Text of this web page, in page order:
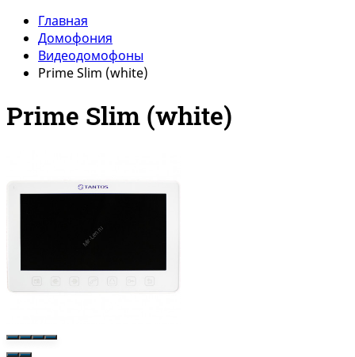
Главная
Домофония
Видеодомофоны
Prime Slim (white)
Prime Slim (white)